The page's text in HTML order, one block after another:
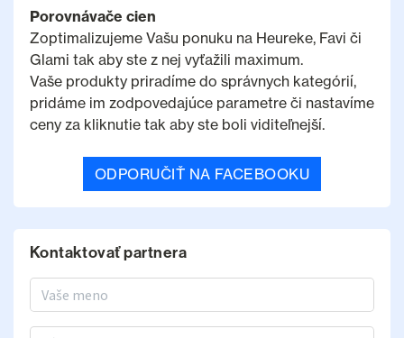
Porovnávače cien
Zoptimalizujeme Vašu ponuku na Heureke, Favi či
Glami tak aby ste z nej vyťažili maximum.
Vaše produkty priradíme do správnych kategórií,
pridáme im zodpovedajúce parametre či nastavíme
ceny za kliknutie tak aby ste boli viditeľnejší.
ODPORUČIŤ NA FACEBOOKU
Kontaktovať partnera
Meno a priezvisko